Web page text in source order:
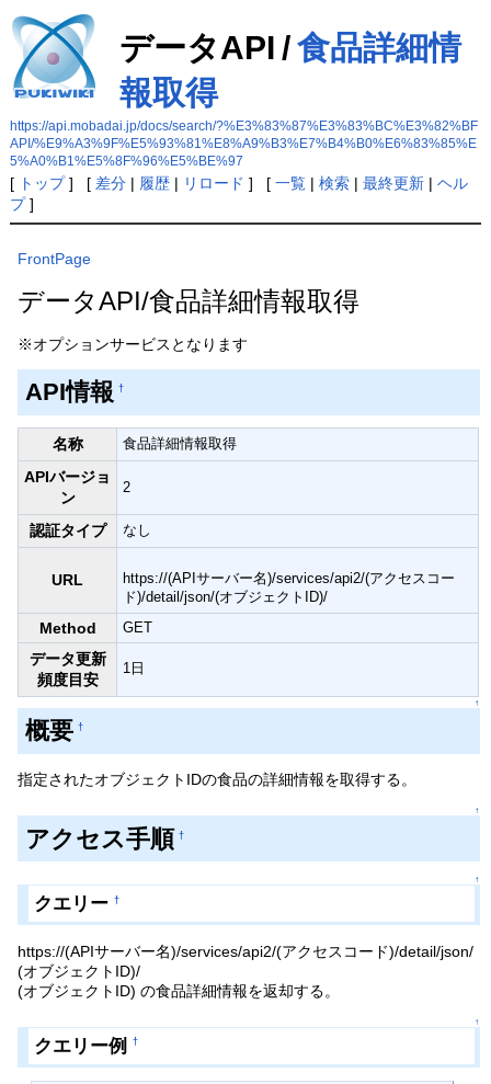
データAPI /食品詳細情
報取得
https://api.mobadai.jp/docs/search/?%E3%83%87%E3%83%BC%E3%82%BF
API/%E9%A3%9F%E5%93%81%E8%A9%B3%E7%B4%B0%E6%83%85%E
5%A0%B1%E5%8F%96%E5%BE%97
[ トップ] [ 差分| 履歴| リロード ] [ 一覧| 検索| 最終更新| ヘル
プ]
FrontPage
データAPI/食品詳細情報取得
※オプションサービスとなります
API情報 †
名称 食品詳細情報取得
APIバージョ
ン
2
認証タイプ なし
URL
https://(APIサーバー名)/services/api2/(アクセスコー
ド)/detail/json/(オブジェクトID)/
Method GET
データ更新
頻度目安
1日
↑
概要 †
指定されたオブジェクトIDの食品の詳細情報を取得する。
↑
アクセス手順 †
↑
クエリー †
https://(APIサーバー名)/services/api2/(アクセスコード)/detail/json/
(オブジェクトID)/
(オブジェクトID) の食品詳細情報を返却する。
↑
クエリー例 †